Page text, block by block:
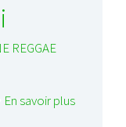
REGGAE
En savoir plus